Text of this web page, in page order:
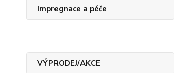
Impregnace a péče
VÝPRODEJ/AKCE